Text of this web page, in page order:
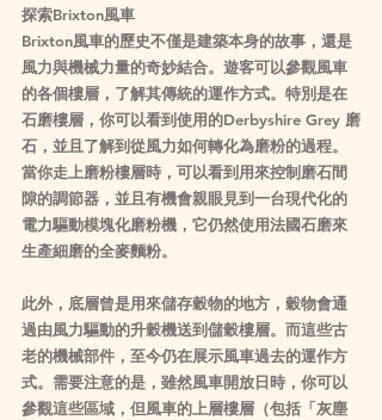
探索Brixton風車
Brixton風車的歷史不僅是建築本身的故事，還是
風力與機械力量的奇妙結合。遊客可以參觀風車
的各個樓層，了解其傳統的運作方式。特別是在
石磨樓層，你可以看到使用的Derbyshire Grey 磨
石 ，並且了解到從風力如何轉化為磨粉的過程。
當你走上磨粉樓層時，可以看到用來控制磨石間
隙的調節器，並且有機會親眼見到一台現代化的
電力驅動模塊化磨粉機，它仍然使用法國石磨來
生產細磨的全麥麵粉。
此外，底層曾是用來儲存穀物的地方，穀物會通
過由風力驅動的升穀機送到儲穀樓層。而這些古
老的機械部件，至今仍在展示風車過去的運作方
式。需要注意的是，雖然風車開放日時，你可以
參觀這些區域，但風車的上層樓層（包括「灰塵